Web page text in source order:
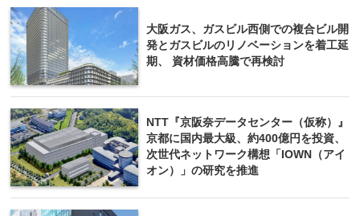
大阪ガス、ガスビル西側での複合ビル開
発とガスビルのリノベーションを着工延
期、 資材価格高騰で再検討
NTT『京阪奈データセンター（仮称）』
京都に国内最大級、約400億円を投資、
次世代ネットワーク構想「IOWN（アイ
オン）」の研究を推進